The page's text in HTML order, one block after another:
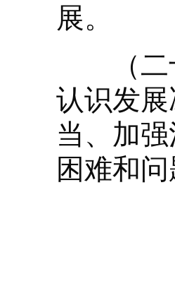
展。
（二十
认识发
当、加
困难和